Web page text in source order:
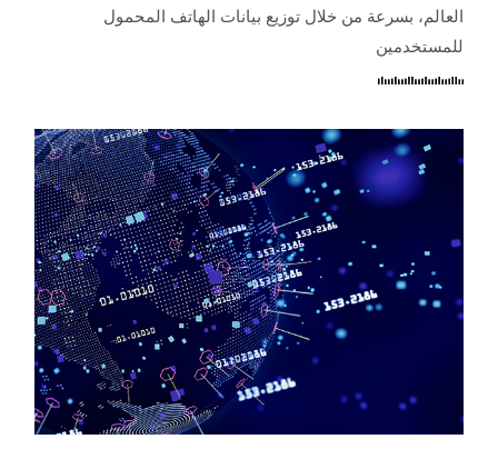
العالم، بسرعة من خلال توزيع بيانات الهاتف المحمول
للمستخدمين